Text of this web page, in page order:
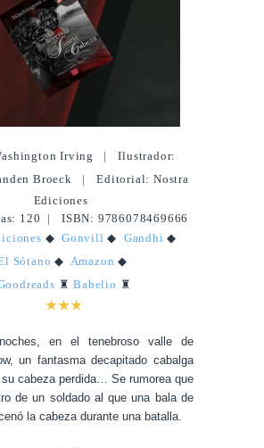
Irving |Ilustrador:
Broeck |Editorial: Nostra
Ediciones
120 | ISBN: 9786078469666
◆ Gonvill ◆ Gandhi ◆
Sótano ◆ Amazon ◆
♜Babelio ♜
★★★
en el tenebroso valle de
un fantasma decapitado cabalga
cabeza perdida… Se rumorea que
de un soldado al que una bala de
la cabeza durante una batalla.